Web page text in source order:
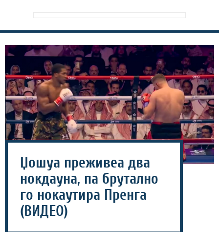
Џошуа преживеа два
нокдаунa, па брутално
го нокаутира Пренга
(ВИДЕО)